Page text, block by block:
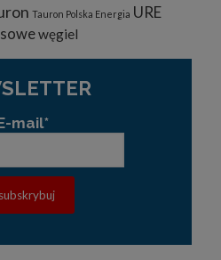
Tauron Polska Energia URE
węgiel
mail*